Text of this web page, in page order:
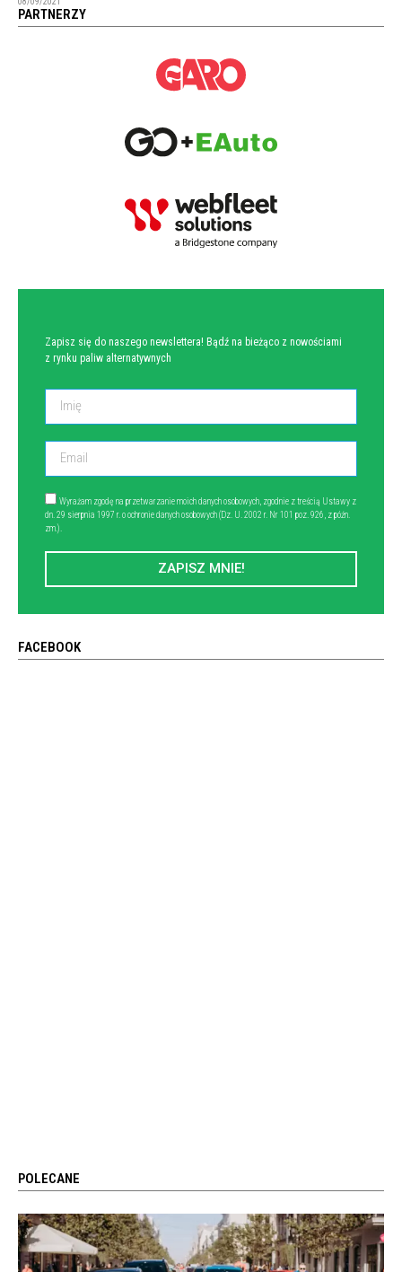
PARTNERZY
Zapisz się do naszego newslettera! Bądź na bieżąco z nowościami
z rynku paliw alternatywnych
Wyrażam zgodę na przetwarzanie moich danych osobowych, zgodnie z treścią Ustawy z
dn. 29 sierpnia 1997 r. o ochronie danych osobowych (Dz. U. 2002 r. Nr 101 poz. 926, z późn.
zm.).
ZAPISZ MNIE!
FACEBOOK
POLECANE